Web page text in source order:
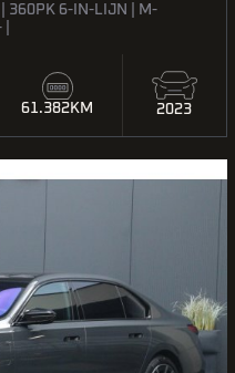
| 360PK 6-IN-LIJN | M-
61.382KM 2023